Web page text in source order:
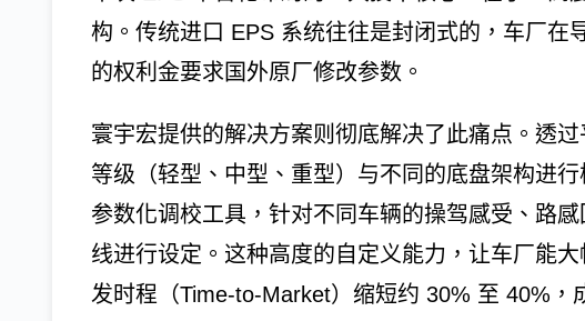
构。传统进口 EPS 系统往往是封闭式的，车厂在
的权利金要求国外原厂修改参数。
寰宇宏提供的解决方案则彻底解决了此痛点。透
等级（轻型、中型、重型）与不同的底盘架构进
参数化调校工具，针对不同车辆的操驾感受、路
线进行设定。这种高度的自定义能力，让车厂能
发时程（Time-to-Market）缩短约 30% 至 40%，